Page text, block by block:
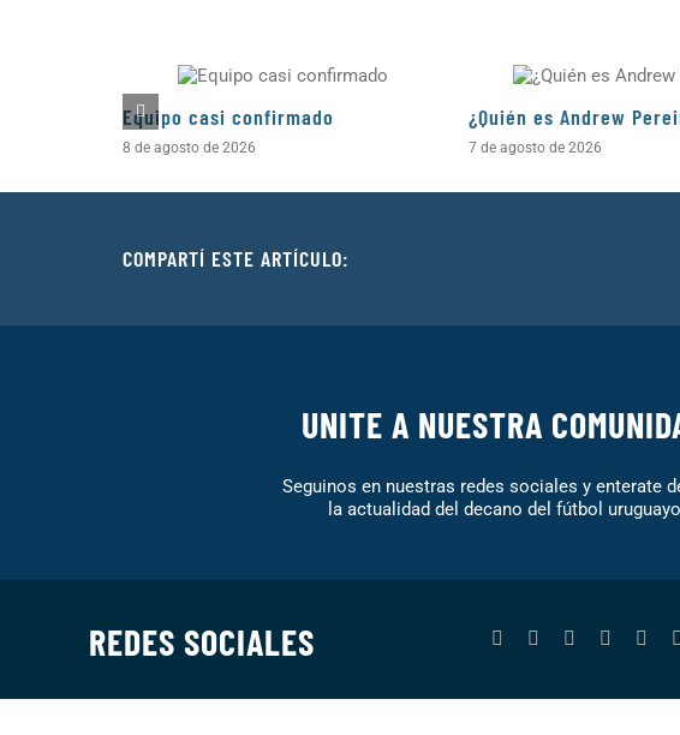
Equipo casi confirmado
8 de agosto de 2026
¿Quién es Andrew
7 de agosto de 2026
COMPARTÍ ESTE ARTÍCULO:
UNITE A NUESTRA
Seguinos en nuestras redes sociales y enterate
la actualidad del decano del fútbol uruguayo
REDES SOCIALES